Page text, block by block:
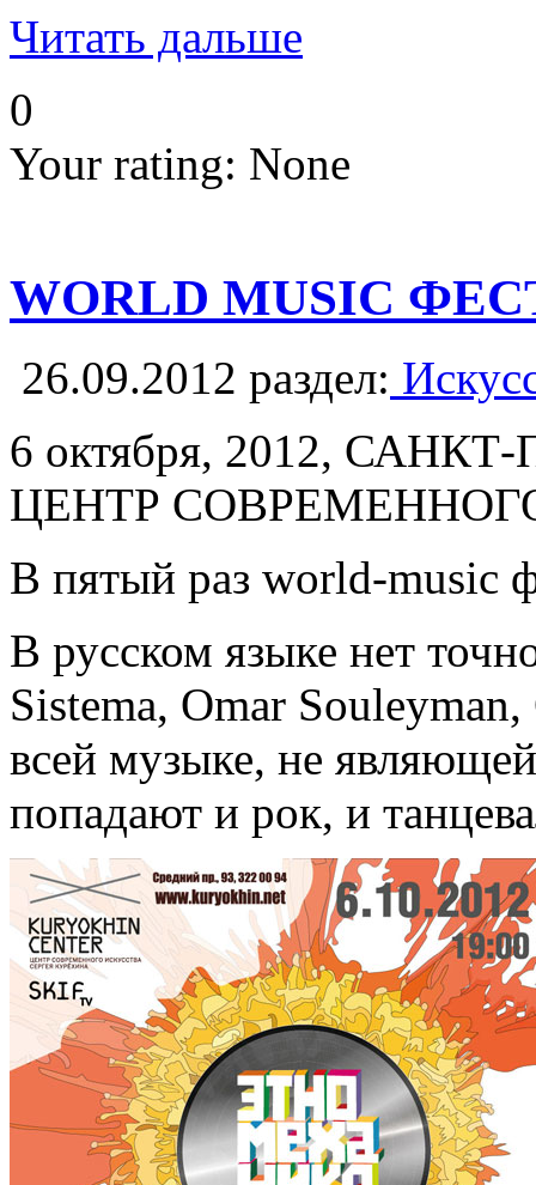
Читать дальше
0
Your rating: None
WORLD MUSIC
26.09.2012 раздел:
6 октября, 2012,
ЦЕНТР
В пятый раз world-music
В русском языке нет
Sistema, Omar
всей музыке, не
попадают и рок, и